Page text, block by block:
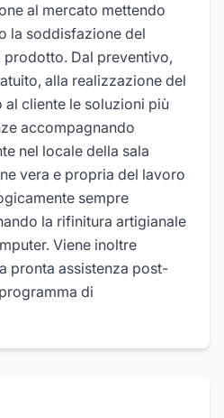
al mercato mettendo
la soddisfazione del
prodotto. Dal preventivo,
alla realizzazione del
cliente le soluzioni più
accompagnando
nel locale della sala
vera e propria del lavoro
sempre
la rifinitura artigianale
Viene inoltre
pronta assistenza post-
di